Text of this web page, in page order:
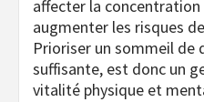
affecter la concentration
augmenter les risques
Prioriser un sommeil de
suffisante, est donc un
vitalité physique et